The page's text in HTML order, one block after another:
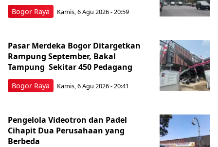
Bogor Raya Kamis, 6 Agu 2026 - 20:59
Bogor Raya
Pasar Merdeka Bogor Ditargetkan
Rampung September, Bakal
Tampung Sekitar 450 Pedagang
Kamis, 6 Agu 2026 - 20:41
Pengelola Videotron dan Padel
Cihapit Dua Perusahaan yang
Berbeda